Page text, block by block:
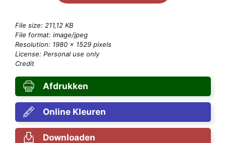
File size: 211,12 KB
File format: image/jpeg
Resolution: 1980 × 1529 pixels
License: Personal use only
Credit
Afdrukken
Online Kleuren
Downloaden